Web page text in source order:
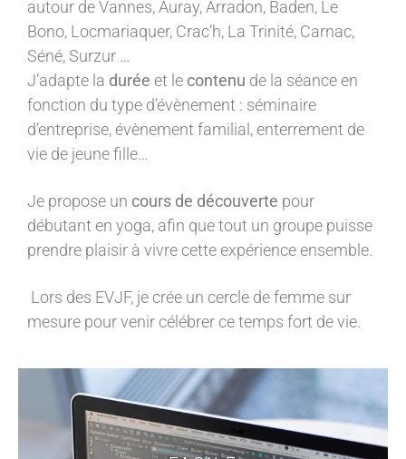
autour de Vannes, Auray, Arradon, Baden, Le
Bono, Locmariaquer, Crac’h, La Trinité, Carnac,
Séné, Surzur …
J’adapte la durée et le contenu de la séance en
fonction du type d’évènement : séminaire
d’entreprise, évènement familial, enterrement de
vie de jeune fille…
Je propose un cours de découverte pour
débutant en yoga, afin que tout un groupe puisse
prendre plaisir à vivre cette expérience ensemble.
Lors des EVJF, je crée un cercle de femme sur
mesure pour venir célébrer ce temps fort de vie.